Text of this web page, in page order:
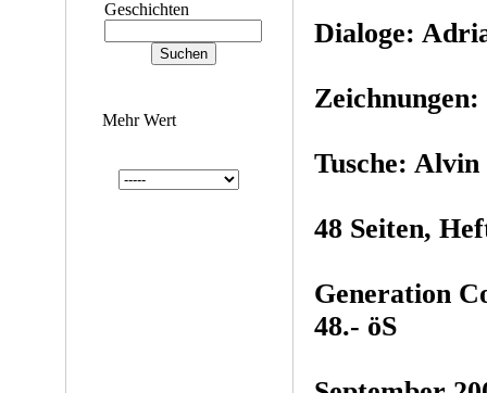
Geschichten
Mehr Wert
Dialoge:
Zeichnungen:
Tusche: Alvin
48 Seiten,
Generation
48.- öS